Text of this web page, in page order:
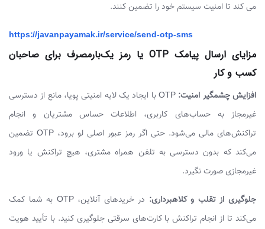
می کند تا امنیت سیستم خود را تضمین کنند.
https://javanpayamak.ir/service/send-otp-sms
مزایای ارسال پیامک OTP یا رمز یک‌بارمصرف برای صاحبان
کسب و کار
افزایش چشمگیر امنیت:
OTP با ایجاد یک لایه امنیتی پویا، مانع از دسترسی
غیرمجاز به حساب‌های کاربری، اطلاعات حساس مشتریان و انجام
تراکنش‌های مالی می‌شود. حتی اگر رمز عبور اصلی لو برود، OTP تضمین
می‌کند که بدون دسترسی به تلفن همراه مشتری، هیچ تراکنش یا ورود
غیرمجازی صورت نگیرد.
جلوگیری از تقلب و کلاهبرداری:
در خریدهای آنلاین، OTP به شما کمک
می‌کند تا از انجام تراکنش با کارت‌های سرقتی جلوگیری کنید. با تأیید هویت